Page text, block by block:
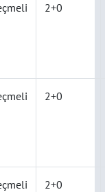
2+0
2+0
2+0